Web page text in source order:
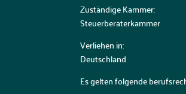
Zuständige Kammer:
Steuerberaterkammer
Verliehen in:
Deutschland
Es gelten folgende